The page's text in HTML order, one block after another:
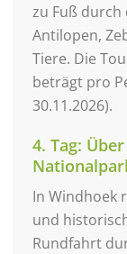
zu Fuß durch
Antilopen,
Tiere. Die
beträgt pro
30.11.2026).
4. Tag:
In Windhoek
und
Rundfahrt